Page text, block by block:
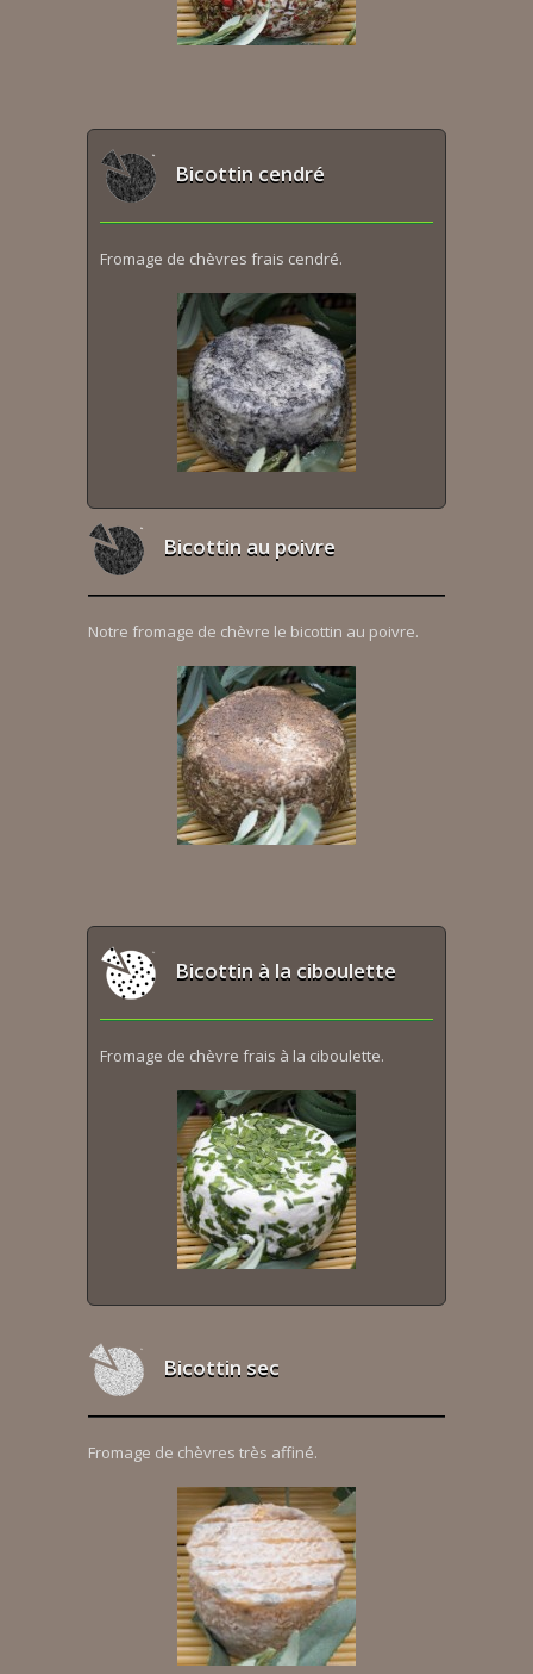
Bicottin cendré
Fromage de chèvres frais cendré.
Bicottin au poivre
Notre fromage de chèvre le bicottin au poivre.
Bicottin à la ciboulette
Fromage de chèvre frais à la ciboulette.
Bicottin sec
Fromage de chèvres très affiné.